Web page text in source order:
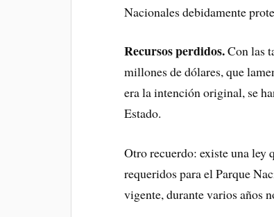
Nacionales debidamente
Recursos perdidos.Con las
millones de dólares, que
era la intención original, se
Estado.
Otro recuerdo: existe una ley
requeridos para el Parque
vigente, durante varios años